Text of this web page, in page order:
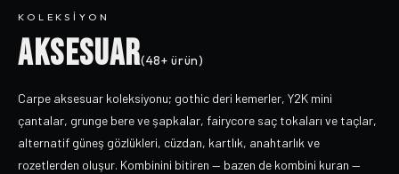
KOLEKSIYON
AKSESUAR(48+ ürün)
Carpe aksesuar koleksiyonu; gothic deri kemerler, Y2K mini
çantalar, grunge bere ve şapkalar, fairycore saç tokaları ve taçlar,
alternatif güneş gözlükleri, cüzdan, kartlık, anahtarlık ve
rozetlerden oluşur. Kombinini bitiren — bazen de kombini kuran —